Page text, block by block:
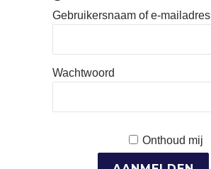
Gebruikersnaam of e-mailadres
Wachtwoord
Onthoud mij